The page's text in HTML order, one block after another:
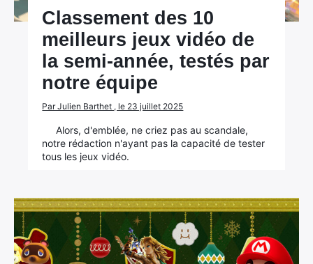
Classement des 10
meilleurs jeux vidéo de
la semi-année, testés par
notre équipe
Par Julien Barthet , le 23 juillet 2025
Alors, d'emblée, ne criez pas au scandale,
notre rédaction n'ayant pas la capacité de tester
tous les jeux vidéo.